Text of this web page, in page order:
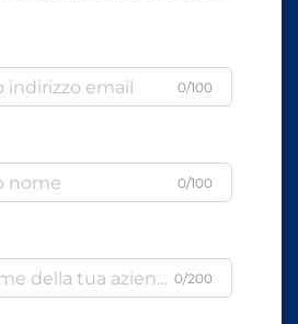
0/100
0/100
0/200